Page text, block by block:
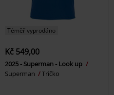
Téměř vyprodáno
Kč 549,00
2025 - Superman - Look up
Superman
Tričko